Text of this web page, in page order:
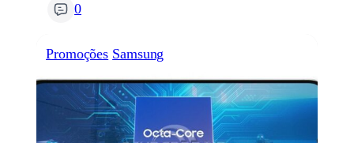
0
Promoções Samsung